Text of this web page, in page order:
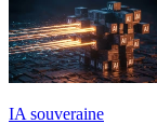
IA souveraine